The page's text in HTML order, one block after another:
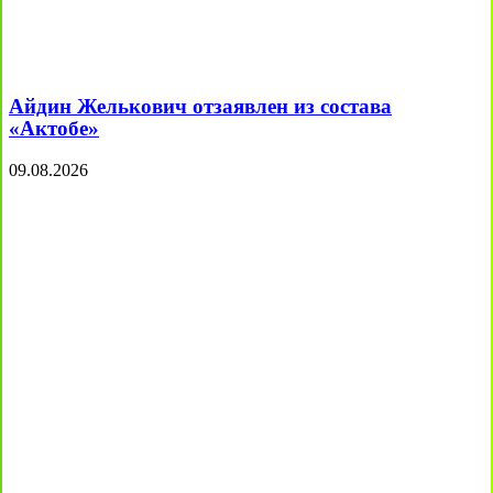
Айдин Желькович отзаявлен из состава
«Актобе»
09.08.2026